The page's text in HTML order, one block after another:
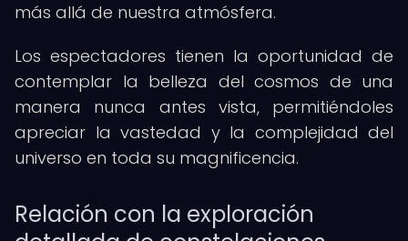
más allá de nuestra atmósfera.
Los espectadores tienen la oportunidad de
contemplar la belleza del cosmos de una
manera nunca antes vista, permitiéndoles
apreciar la vastedad y la complejidad del
universo en toda su magnificencia.
Relación con la exploración